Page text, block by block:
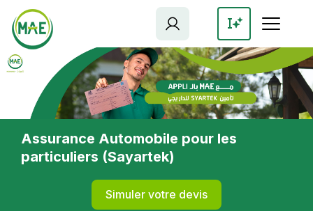
contenu
principal
Assurance Automobile pour les
particuliers (Sayartek)
Simuler votre devis